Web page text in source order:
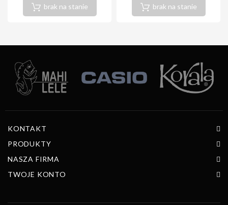
brak na stanie brak na stanie
KONTAKT
PRODUKTY
NASZA FIRMA
TWOJE KONTO